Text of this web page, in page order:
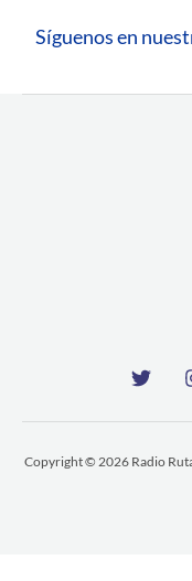
Síguenos en
Copyright © 2026 Radio